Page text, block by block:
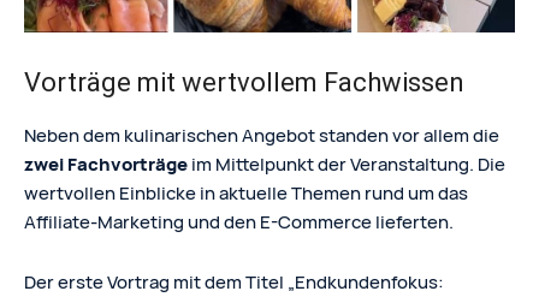
Vorträge mit wertvollem Fachwissen
Neben dem kulinarischen Angebot standen vor allem die
zwei Fachvorträgeim Mittelpunkt der Veranstaltung. Die
wertvollen Einblicke in aktuelle Themen rund um das
Affiliate-Marketing und den E-Commerce lieferten.
Der erste Vortrag mit dem Titel „Endkundenfokus: